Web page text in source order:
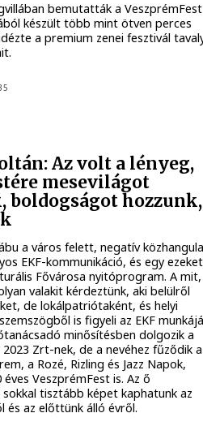
bemutatták a VeszprémFest
készült több mint ötven perces
a premium zenei fesztivál
Az volt a lényeg,
mesevilágot
boldogságot hozzunk,
a város felett, negatív
EKF-kommunikáció, és egy ezeket
Fővárosa nyitóprogram. A mit,
valakit kérdeztünk, aki belülről
de lokálpatriótaként, és helyi
is figyeli az EKF
minősítésben dolgozik a
Zrt-nek, de a nevéhez fűződik
a Rozé, Rizling és Jazz Napok,
VeszprémFest is. Az ő
tisztább képet kaphatunk az
és az előttünk álló évről.